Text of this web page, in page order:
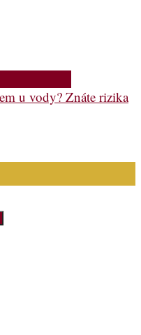
u vody? Znáte rizika